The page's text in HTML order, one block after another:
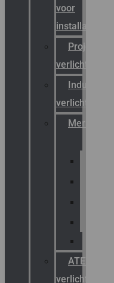
voor
installateurs
verlichting
Industriële
verlichting
Merken
ATEX
verlichting